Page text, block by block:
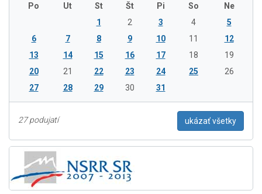
Po Ut St Št Pi So
Ne
1
2 3 4
5
6
7 8 9 10 11
12
13
14 15 16 17 18
19
20
21 22 23 24 25
26
27
28 29 30 31
27 podujatí ukázať všetky